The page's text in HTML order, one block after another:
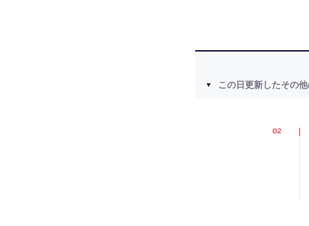
この日更新したその